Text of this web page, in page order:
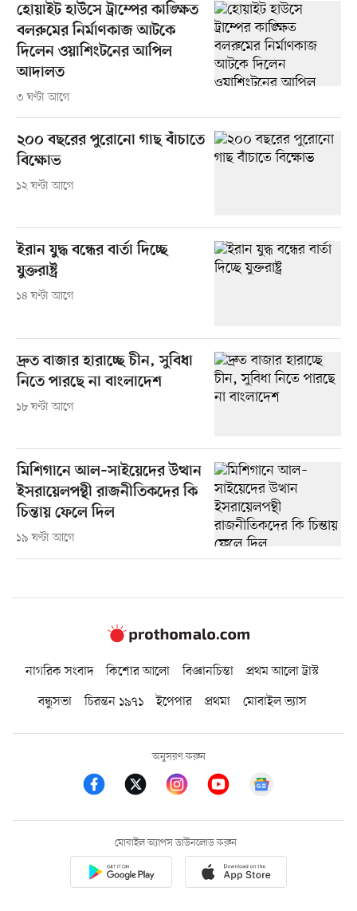
হোয়াইট হাউসে ট্রাম্পের কাঙ্ক্ষিত
বলরুমের নির্মাণকাজ আটকে
দিলেন ওয়াশিংটনের আপিল
আদালত
৩ ঘণ্টা আগে
২০০ বছরের পুরোনো গাছ বাঁচাতে
বিক্ষোভ
১২ ঘণ্টা আগে
ইরান যুদ্ধ বন্ধের বার্তা দিচ্ছে
যুক্তরাষ্ট্র
১৪ ঘণ্টা আগে
দ্রুত বাজার হারাচ্ছে চীন, সুবিধা
নিতে পারছে না বাংলাদেশ
১৮ ঘণ্টা আগে
মিশিগানে আল–সাইয়েদের উত্থান
ইসরায়েলপন্থী রাজনীতিকদের কি
চিন্তায় ফেলে দিল
১৯ ঘণ্টা আগে
নাগরিক সংবাদ কিশোর আলো বিজ্ঞানচিন্তা
প্রথম আলো ট্রাস্ট
বন্ধুসভা
চিরন্তন ১৯৭১ ইপেপার প্রথমা মোবাইল ভ্যাস
অনুসরণ করুন
মোবাইল অ্যাপস ডাউনলোড করুন